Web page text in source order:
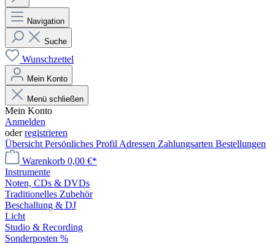
Navigation
Suche
Wunschzettel
Mein Konto
Menü schließen
Mein Konto
Anmelden
oderregistrieren
Übersicht Persönliches Profil Adressen Zahlungsarten Bestellungen
Warenkorb 0,00 €*
Instrumente
Noten, CDs & DVDs
Traditionelles Zubehör
Beschallung & DJ
Licht
Studio & Recording
Sonderposten %